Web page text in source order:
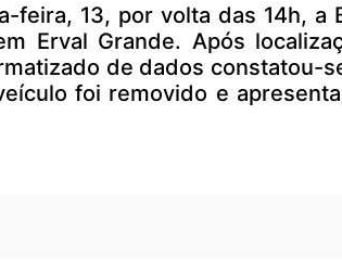
13, por volta das 14h, a
Erval Grande. Após
de dados constatou-
foi removido e